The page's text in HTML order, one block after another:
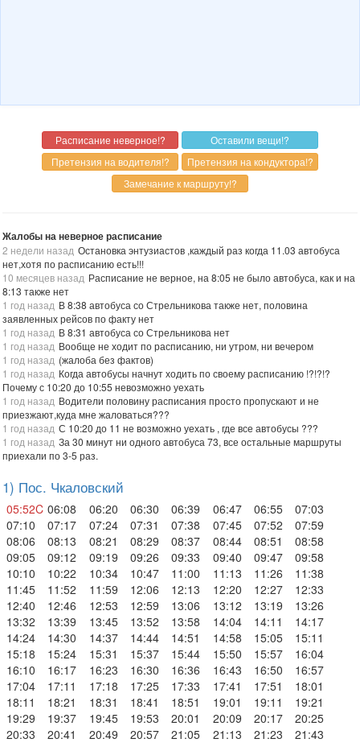
Жалобы на неверное расписание
2 недели назад Остановка энтузиастов ,каждый раз когда 11.03 автобуса
нет,хотя по расписанию есть!!!
10 месяцев назад Расписание не верное, на 8:05 не было автобуса, как и на
8:13 также нет
1 год назад В 8:38 автобуса со Стрельникова также нет, половина
заявленных рейсов по факту нет
1 год назад В 8:31 автобуса со Стрельникова нет
1 год назад Вообще не ходит по расписанию, ни утром, ни вечером
1 год назад (жалоба без фактов)
1 год назад Когда автобусы начнут ходить по своему расписанию !?!?!?
Почему с 10:20 до 10:55 невозможно уехать
1 год назад Водители половину расписания просто пропускают и не
приезжают,куда мне жаловаться???
1 год назад С 10:20 до 11 не возможно уехать , где все автобусы ???
1 год назад За 30 минут ни одного автобуса 73, все остальные маршруты
приехали по 3-5 раз.
1) Пос. Чкаловский
05:52C 06:08 06:20 06:30 06:39 06:47 06:55
07:03
07:10
07:17 07:24 07:31 07:38 07:45 07:52
07:59
08:06
08:13 08:21 08:29 08:37 08:44 08:51
08:58
09:05
09:12 09:19 09:26 09:33 09:40 09:47
09:58
10:10
10:22 10:34 10:47 11:00 11:13 11:26
11:38
11:45
11:52 11:59 12:06 12:13 12:20 12:27
12:33
12:40
12:46 12:53 12:59 13:06 13:12 13:19
13:26
13:32
13:39 13:45 13:52 13:58 14:04 14:11
14:17
14:24
14:30 14:37 14:44 14:51 14:58 15:05
15:11
15:18
15:24 15:31 15:37 15:44 15:50 15:57
16:04
16:10
16:17 16:23 16:30 16:36 16:43 16:50
16:57
17:04
17:11 17:18 17:25 17:33 17:41 17:51
18:01
18:11
18:21 18:31 18:41 18:51 19:01 19:11
19:21
19:29
19:37 19:45 19:53 20:01 20:09 20:17
20:25
20:33
20:41 20:49 20:57 21:05 21:13 21:23
21:43